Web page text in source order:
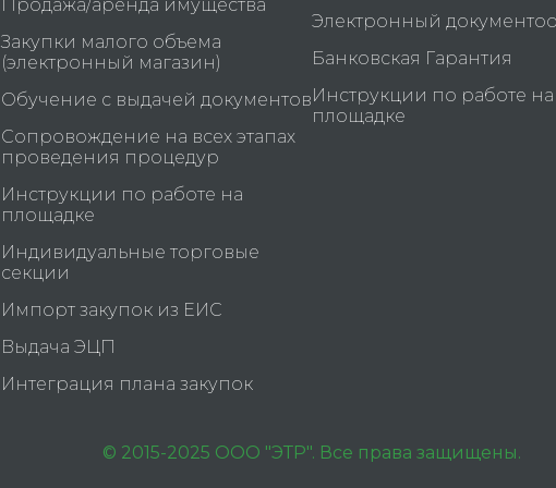
Продажа/аренда имущества
Закупки малого объема
(электронный магазин)
Обучение с выдачей документов
Сопровождение на всех этапах
проведения процедур
Инструкции по работе на
площадке
Индивидуальные торговые
секции
Импорт закупок из ЕИС
Выдача ЭЦП
Интеграция плана закупок
Электронный
Банковская Гарантия
Инструкции по работе на
площадке
© 2015-2025 ООО "ЭТР". Все права защищены.